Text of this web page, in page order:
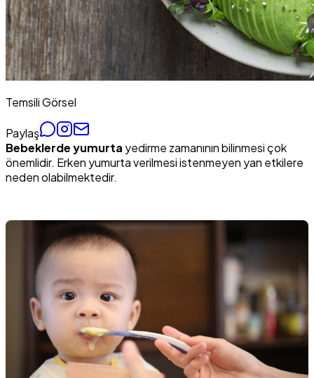
Temsili Görsel
Paylaş
Bebeklerde yumurta yedirme zamanının bilinmesi çok
önemlidir. Erken yumurta verilmesi istenmeyen yan etkilere
neden olabilmektedir.